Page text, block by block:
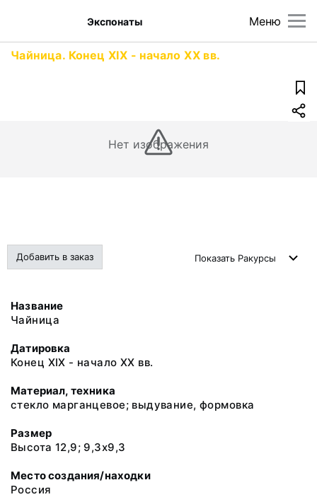
Меню
Экспонаты
Чайница. Конец XIX - начало XX вв.
Нет изображения
Добавить в заказ Показать Ракурсы
Название
Чайница
Датировка
Конец XIX - начало XX вв.
Материал, техника
стекло марганцевое; выдувание, формовка
Размер
Высота 12,9; 9,3х9,3
Место создания/находки
Россия